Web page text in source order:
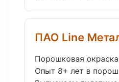
ПАО Line
Порошковая
Опыт 8+ лет в